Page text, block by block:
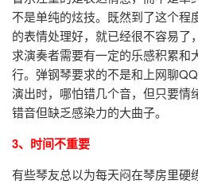
不是单纯的炫技。既然到了这个程
的表情处理好，就已经很不容易了
求演奏者需要有一定的乐感积累和
行。弹钢琴要求的不是和上网聊
演出时，哪怕错几个音，但只要情
错音但缺乏感染力的大曲子。
3、时间不重要
有些琴友总以为每天闷在琴房里硬